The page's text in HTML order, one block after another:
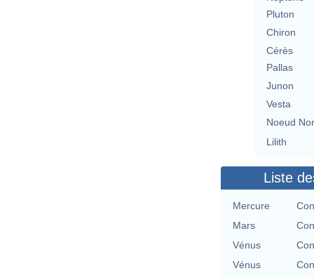
Pluton
Chiron
Cérès
Pallas
Junon
Vesta
Noeud
Lilith
Liste
Mercure
Mars
Vénus
Vénus